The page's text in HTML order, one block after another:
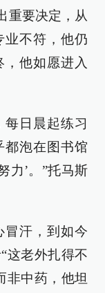
重要决定，从
业不符，他仍
他如愿进入
日晨起练习
都泡在图书馆
力’。”托马斯
冒汗，到如今
这老外扎得不
非中药，他坦